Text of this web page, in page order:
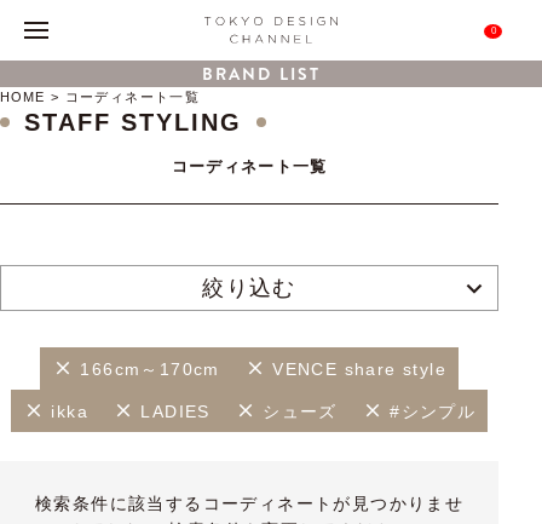
0
BRAND LIST
HOME コーディネート一覧
STAFF STYLING
コーディネート一覧
絞り込む
166cm～170cm VENCE share style
ikka LADIES シューズ #シンプル
検索条件に該当するコーディネートが見つかりませ